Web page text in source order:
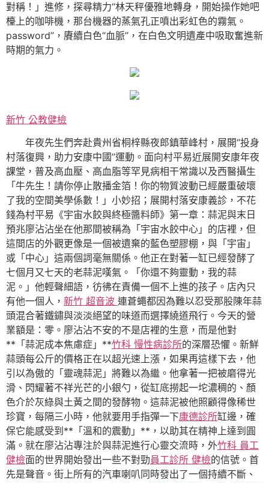
對稱！」進修，探尋精力“林天秤優雅地轉身，開始操作她吧
檯上的咖啡機，那台機器的蒸氣孔正噴出彩虹色的霧氣。
password”，賡續白色“血脈”，在白色文明遺產中吸取奮進新
時期的氣力。
新竹 公教健檢
年夜先生們奔赴貴州省桐梓縣夜郎鎮華峰村，展開“投身
村落復興，助力安康中國”運動。面向村平易近展開安康年夜
課堂，普及高血壓、高血脂等罕見病相干常識以及西醫攝生
「牛先生！請你停止散播金箔！你的物質波動已經嚴重破壞
了我的空間美學係數！」小妙招；展開村落安康義診，不花
錢為村平易《宇宙水餃與終極醬料師》第一章：蒜泥與末日
預兆廖沾沾坐在他那間被稱為「宇宙水餃中心」的店裡，但
這間店的外觀更像是一個被遺棄的藍色塑膠棚，與「宇宙」
或「中心」這兩個詞毫無關係。他正在對著一缸已經發酵了
七個月又七天的老蒜泥嘆氣。「你還不夠靈動，我的蒜
泥。」他輕聲細語，彷彿在責備一個不上進的孩子。店內只
有他一個人， 新竹 超音波 連蒼蠅都因為難以忍受那股陳年蒜
頭混合著鐵鏽與淡淡絕望的味道而選擇繞道飛行。今天的營
業額是：零。廖沾沾不安的不是店裡的生意，而是他對
**「蒜泥成本焦慮症」**竹科 慢性病診所的深層恐懼。新鮮
蒜頭每公斤的價格正在以超光速上漲，如果再這樣下去，他
引以為傲的「靈魂蒜泥」將難以為繼。他拿著一把被磨得光
滑、閃耀著不祥光芒的小銀勺，從缸底撈起一坨濃稠的、顏
色介於灰綠與土黃之間的發酵物。這蒜泥被他照顧得像稀世
珍寶，每隔三小時，他就要用手指彈一下康德診所缸邊，確
保它能感受到**「溫和的震動」**，以助其在精神上達到圓
滿。就在廖沾沾專注於與蒜泥進行心靈交流時，外竹科 員工
健檢面的世界開始發出一些不對勁員工診所 健檢的信號。首
先是聲音。街上所有的汽車喇叭同時發出了一個持續不斷、